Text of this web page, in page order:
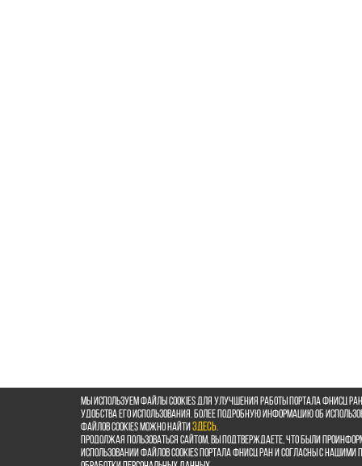
Мы используем файлы cookies для улучшения работы портала ФНИСЦ
удобства его использования. Более подробную информацию об
файлов cookies можно найтиздесь.
Продолжая пользоваться сайтом, Вы подтверждаете, что были
использовании файлов cookies портала ФНИСЦ РАН и согласны с нашими